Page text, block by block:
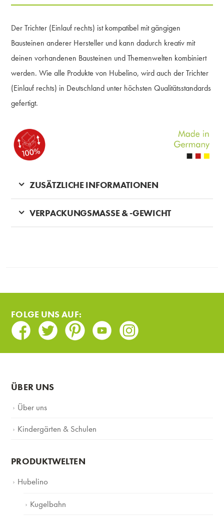
Der Trichter (Einlauf rechts) ist kompatibel mit gängigen
Bausteinen anderer Hersteller und kann dadurch kreativ mit
deinen vorhandenen Bausteinen und Themenwelten kombiniert
werden. Wie alle Produkte von Hubelino, wird auch der Trichter
(Einlauf rechts) in Deutschland unter höchsten Qualitätsstandards
gefertigt.
ZUSÄTZLICHE INFORMATIONEN
VERPACKUNGSMASSE & -GEWICHT
FOLGE UNS AUF:
Facebook
TwitterPinterestYoutubeInstagram
ÜBER UNS
Über uns
Kindergärten & Schulen
PRODUKTWELTEN
Hubelino
Kugelbahn